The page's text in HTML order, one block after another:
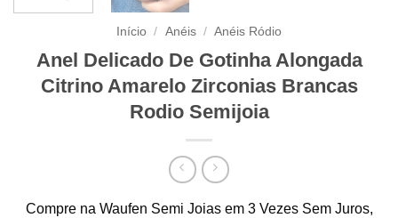
Início / Anéis / Anéis Ródio
Anel Delicado De Gotinha Alongada
Citrino Amarelo Zirconias Brancas
Rodio Semijoia
Compre na Waufen Semi Joias em 3 Vezes Sem Juros,